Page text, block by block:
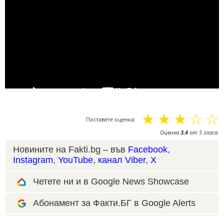
Поставете оценка: ☆
☆
☆
☆
☆
Оценка 3.4 от 5 гласа.
Новините на Fakti.bg – във Facebook,
Instagram, YouTube, канал Viber, X
Четете ни и в Google News Showcase
Абонамент за Факти.БГ в Google Alerts